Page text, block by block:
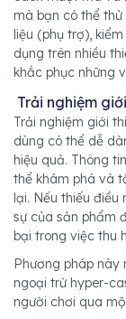
mà bạn có thể
liệu (phụ trợ),
dụng trên nhiều
khắc phục những
Trải nghiệm
Trải nghiệm giới
dùng có thể dễ
hiệu quả. Thông
thể khám phá và
lại. Nếu thiếu
sự của sản phẩm
bại trong việc thu
Phương pháp
ngoại trừ hyper-
người chơi qua